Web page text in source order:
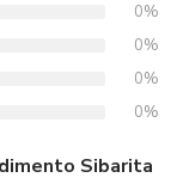
0%
0%
0%
0%
Sibarita